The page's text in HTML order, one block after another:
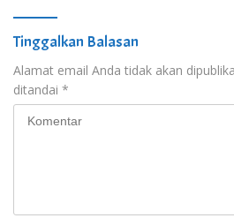
Tinggalkan Balasan
Alamat email Anda tidak akan
ditandai *